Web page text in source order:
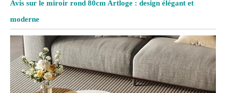
Avis sur le miroir rond 80cm Artloge : design élégant et
moderne